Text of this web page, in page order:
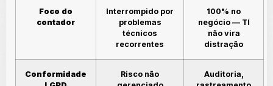
Foco do
contador
Interrompido por
problemas
técnicos
recorrentes
100% no
negócio — TI
não vira
distração
Conformidade
Risco não
Auditoria,